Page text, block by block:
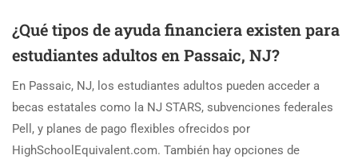
¿Qué tipos de ayuda financiera existen para
estudiantes adultos en Passaic, NJ?
En Passaic, NJ, los estudiantes adultos pueden acceder a
becas estatales como la NJ STARS, subvenciones federales
Pell, y planes de pago flexibles ofrecidos por
HighSchoolEquivalent.com. También hay opciones de